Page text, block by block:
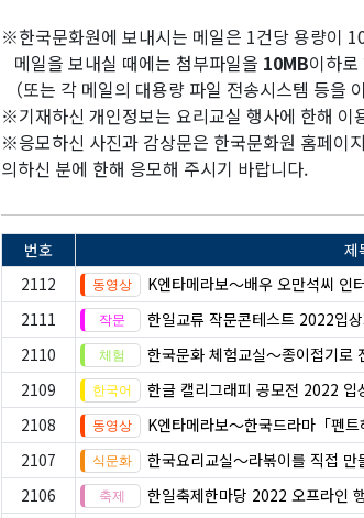
※한국문화원에 보내시는 메일은 1건당 용량이
메일을 보내실 때에는 첨부파일을 10MB이하
（또는 각 메일의 대용량 파일 전송시스템 등을
※기재하신 개인정보는 요리교실 행사에 한해 이
※응모하신 사진과 감상문은 한국문화원 홈페이
의하신 분에 한해 응모해 주시기 바랍니다.
번호 제
2112
K엔타메라보～배우 오만석씨 인
2111
한일교류 작문콘테스트 2022입
2110
한국문화 체험교실〜종이접기로
2109
한글 캘리그래피 공모전 2022 입
2108
K엔타메라보～한국드라마「펜트
2107
한국요리교실〜라볶이를 직접 만
2106
한일축제한마당 2022 오프라인